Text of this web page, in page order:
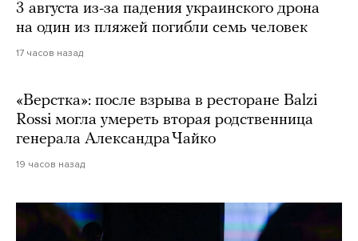
3 августа из-за падения украинского дрона
на один из пляжей погибли семь человек
17 часов назад
«Верстка»: после взрыва в ресторане Balzi
Rossi могла умереть вторая родственница
генерала Александра Чайко
19 часов назад